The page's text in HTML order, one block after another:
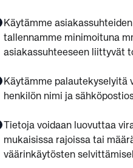
Käytämme
tallennamme minimoituna
asiakassuhteeseen liittyvät
Käytämme palautekyselyitä
henkilön nimi ja
Tietoja voidaan luovuttaa
mukaisissa rajoissa tai
väärinkäytösten